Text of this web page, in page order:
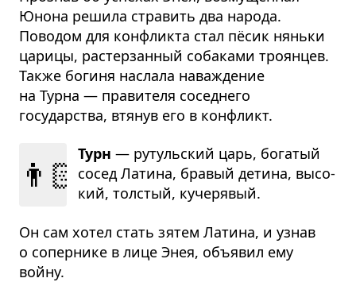
Юнона решила стравить два народа.
Поводом для конфликта стал пёсик няньки
царицы, растерзанный собаками троянцев.
Также богиня наслала наваждение
на Турна — правителя соседнего
государства, втянув его в конфликт.
👨🏻‍🦱
Турн — рутуль­ский царь, бога­тый
сосед Латина, бра­вый детина, высо­
кий, тол­стый, куче­ря­вый.
Он сам хотел стать зятем Латина, и узнав
о сопернике в лице Энея, объявил ему
войну.